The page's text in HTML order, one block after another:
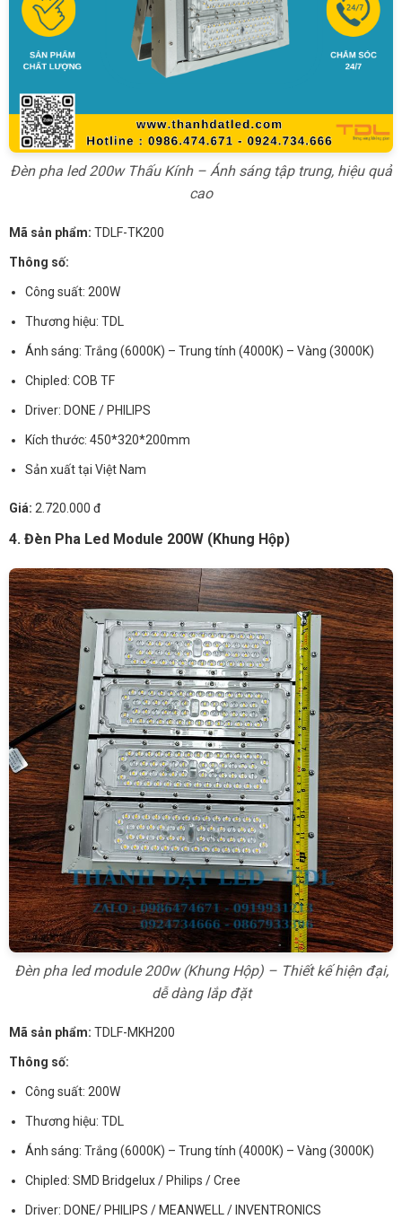
Đèn pha led 200w Thấu Kính – Ánh sáng tập trung, hiệu quả
cao
Mã sản phẩm: TDLF-TK200
Thông số:
Công suất: 200W
Thương hiệu: TDL
Ánh sáng: Trắng (6000K) – Trung tính (4000K) – Vàng (3000K)
Chipled: COB TF
Driver: DONE / PHILIPS
Kích thước: 450*320*200mm
Sản xuất tại Việt Nam
Giá: 2.720.000 đ
4. Đèn Pha Led Module 200W (Khung Hộp)
Đèn pha led module 200w (Khung Hộp) – Thiết kế hiện đại,
dễ dàng lắp đặt
Mã sản phẩm: TDLF-MKH200
Thông số:
Công suất: 200W
Thương hiệu: TDL
Ánh sáng: Trắng (6000K) – Trung tính (4000K) – Vàng (3000K)
Chipled: SMD Bridgelux / Philips / Cree
Driver: DONE/ PHILIPS / MEANWELL / INVENTRONICS